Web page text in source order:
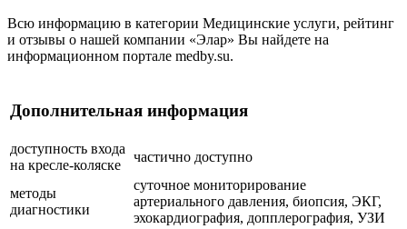
Всю информацию в категории Медицинские услуги, рейтинг
и отзывы о нашей компании «Элар» Вы найдете на
информационном портале medby.su.
Дополнительная информация
доступность входа
на кресле-коляске
частично доступно
методы
диагностики
суточное мониторирование
артериального давления, биопсия, ЭКГ,
эхокардиография, допплерография, УЗИ